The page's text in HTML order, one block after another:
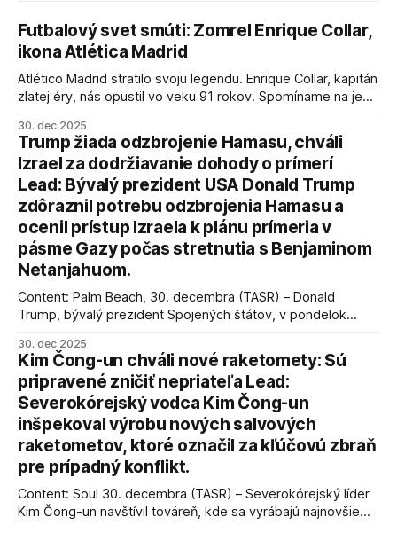
Futbalový svet smúti: Zomrel Enrique Collar,
ikona Atlética Madrid
Atlético Madrid stratilo svoju legendu. Enrique Collar, kapitán
zlatej éry, nás opustil vo veku 91 rokov. Spomíname na jeho
30. dec 2025
Trump žiada odzbrojenie Hamasu, chváli
Izrael za dodržiavanie dohody o prímerí
Lead: Bývalý prezident USA Donald Trump
zdôraznil potrebu odzbrojenia Hamasu a
ocenil prístup Izraela k plánu prímeria v
pásme Gazy počas stretnutia s Benjaminom
Netanjahuom.
Content: Palm Beach, 30. decembra (TASR) – Donald
Trump, bývalý prezident Spojených štátov, v pondelok
kľúčové pre úspešné dosiahnutie prímeria v Gaze. Agentúra
AFP informuje, že Trump vyjadril presvedčenie, že Izrael plní
podmienky dohody o prí
30. dec 2025
Kim Čong-un chváli nové raketomety: Sú
pripravené zničiť nepriateľa Lead:
Severokórejský vodca Kim Čong-un
inšpekoval výrobu nových salvových
raketometov, ktoré označil za kľúčovú zbraň
pre prípadný konflikt.
Content: Soul 30. decembra (TASR) – Severokórejský líder
Kim Čong-un navštívil továreň, kde sa vyrábajú najnovšie